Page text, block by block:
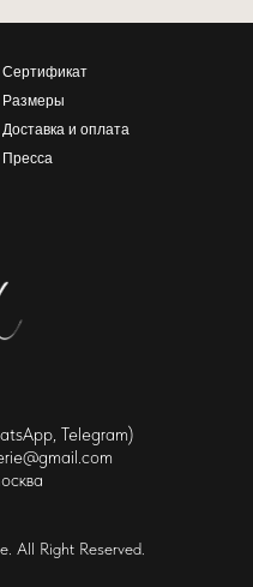
Сертификат
Размеры
Доставка и оплата
Пресса
Telegram)
All Right Reserved.